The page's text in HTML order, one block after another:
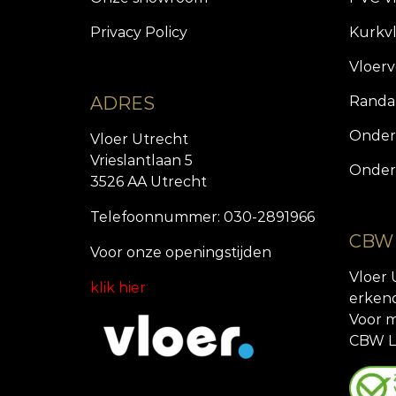
Privacy Policy
ADRES
Vloer Utrecht
Vrieslantlaan 5
3526 AA Utrecht
Telefoonnummer: 030-2891966
Voor onze openingstijden
klik hier
Vloer
Voor
CBW